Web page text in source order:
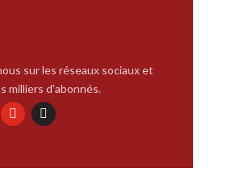
sur les réseaux sociaux et
milliers d'abonnés.